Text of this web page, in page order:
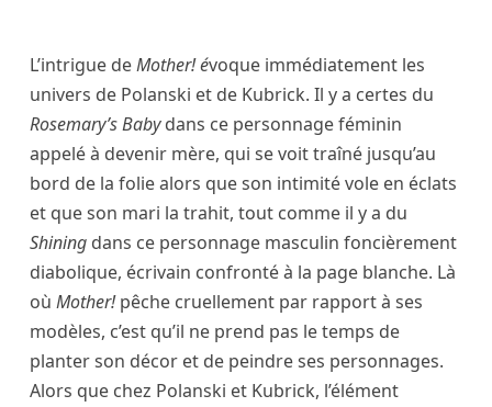
L’intrigue deMother! évoque immédiatement les
univers de Polanski et de Kubrick. Il y a certes du
Rosemary’s Babydans ce personnage féminin
appelé à devenir mère, qui se voit traîné jusqu’au
bord de la folie alors que son intimité vole en éclats
et que son mari la trahit, tout comme il y a du
Shining dans ce personnage masculin foncièrement
diabolique, écrivain confronté à la page blanche. Là
oùMother!pêche cruellement par rapport à ses
modèles, c’est qu’il ne prend pas le temps de
planter son décor et de peindre ses personnages.
Alors que chez Polanski et Kubrick, l’élément